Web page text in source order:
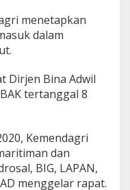
menetapkan
dalam
Dirjen Bina Adwil
tertanggal 8
Kemendagri
dan
BIG, LAPAN,
menggelar rapat.